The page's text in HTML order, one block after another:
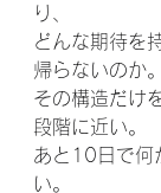
り、
どんな期待を
帰らないのか。
その構造だけ
段階に近い。
あと10日で何
い。